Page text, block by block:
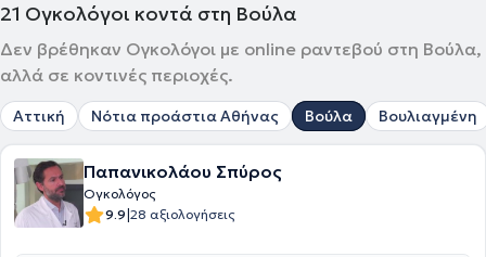
21 Ογκολόγοι κοντά στη Βούλα
Δεν βρέθηκαν Ογκολόγοι με online ραντεβού στη Βούλα,
αλλά σε κοντινές περιοχές.
Αττική Νότια προάστια Αθήνας Βούλα Βουλιαγμένη
Παπανικολάου Σπύρος
Ογκολόγος
9.9|28 αξιολογήσεις